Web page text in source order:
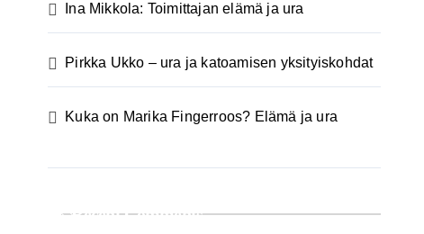
Ina Mikkola: Toimittajan elämä ja ura
Pirkka Ukko – ura ja katoamisen yksityiskohdat
Kuka on Marika Fingerroos? Elämä ja ura
Recent Comments